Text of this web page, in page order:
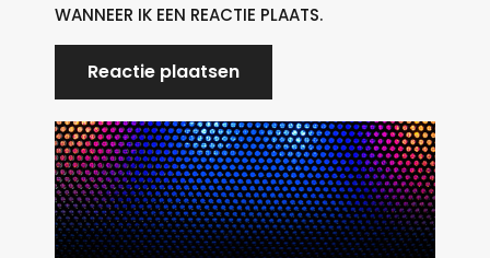
WANNEER IK EEN REACTIE PLAATS.